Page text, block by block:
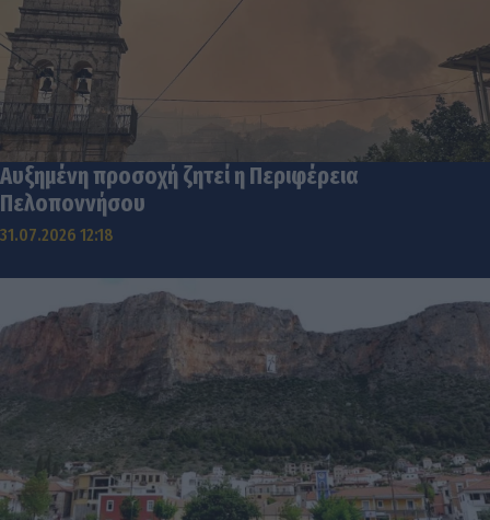
Αυξημένη προσοχή ζητεί η Περιφέρεια
Πελοποννήσου
31.07.2026 12:18